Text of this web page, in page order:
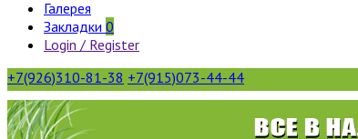
Галерея
Закладки 0
Login / Register
+7(926)310-81-38 +7(915)073-44-44